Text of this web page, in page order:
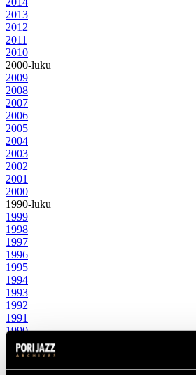
2013
2012
2011
2010
2000-luku
2009
2008
2007
2006
2005
2004
2003
2002
2001
2000
1990-luku
1999
1998
1997
1996
1995
1994
1993
1992
1991
1990
1980-luku
1989
1988